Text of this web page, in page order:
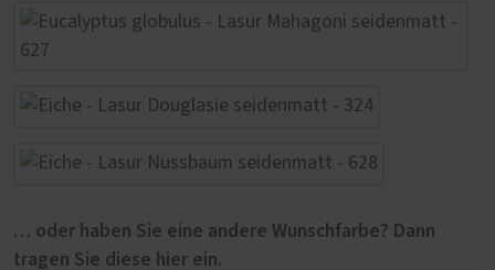
… oder haben Sie eine andere Wunschfarbe? Dann
tragen Sie diese hier ein.